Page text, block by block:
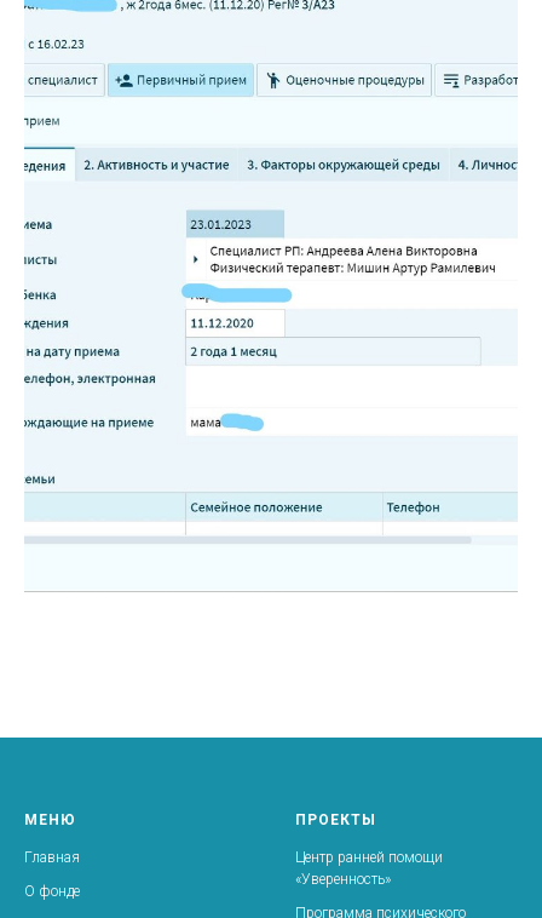
МЕНЮ
Главная
О фонде
ПРОЕКТЫ
Центр ранней помощи
«Уверенность»
Программа психического